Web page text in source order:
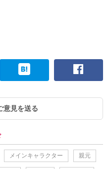
意見を送る
メインキャラクター 親元